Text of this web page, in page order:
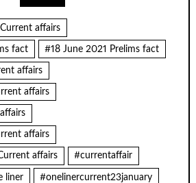
affairs
fact #18 June 2021 Prelims fact
affairs
affairs
affairs
affairs #currentaffair
liner #onelinercurrent23january